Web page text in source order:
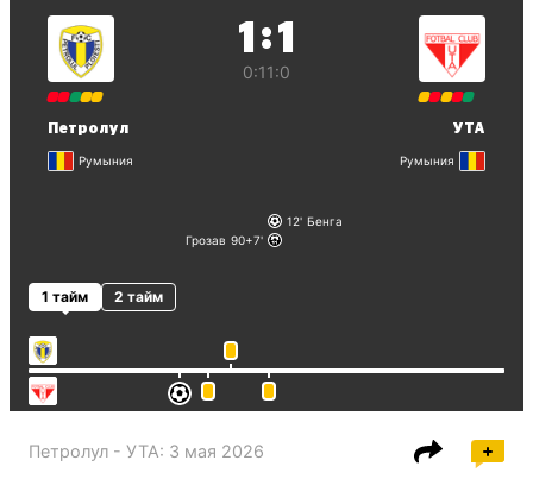
Петролул
Румыния
1 :1
0:11:0
УТА
Румыния
12 Бенга
Грозав 90+7
1 тайм 2 тайм
Петролул - УТА: 3 мая 2026